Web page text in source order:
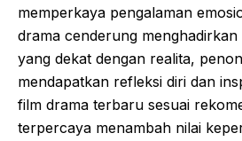
memperkaya pengalaman
drama cenderung
yang dekat dengan realita,
mendapatkan refleksi diri dan
film drama terbaru sesuai
terpercaya menambah nilai